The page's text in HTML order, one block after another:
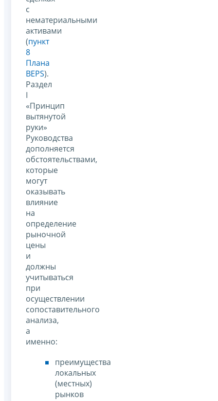
с
нематериальными
активами
(пункт
8
Плана
BEPS).
Раздел
I
«Принцип
вытянутой
руки»
Руководства
дополняется
обстоятельствами,
которые
могут
оказывать
влияние
на
определение
рыночной
цены
и
должны
учитываться
при
осуществлении
сопоставительного
анализа,
а
именно:
преимущества
локальных
(местных)
рынков